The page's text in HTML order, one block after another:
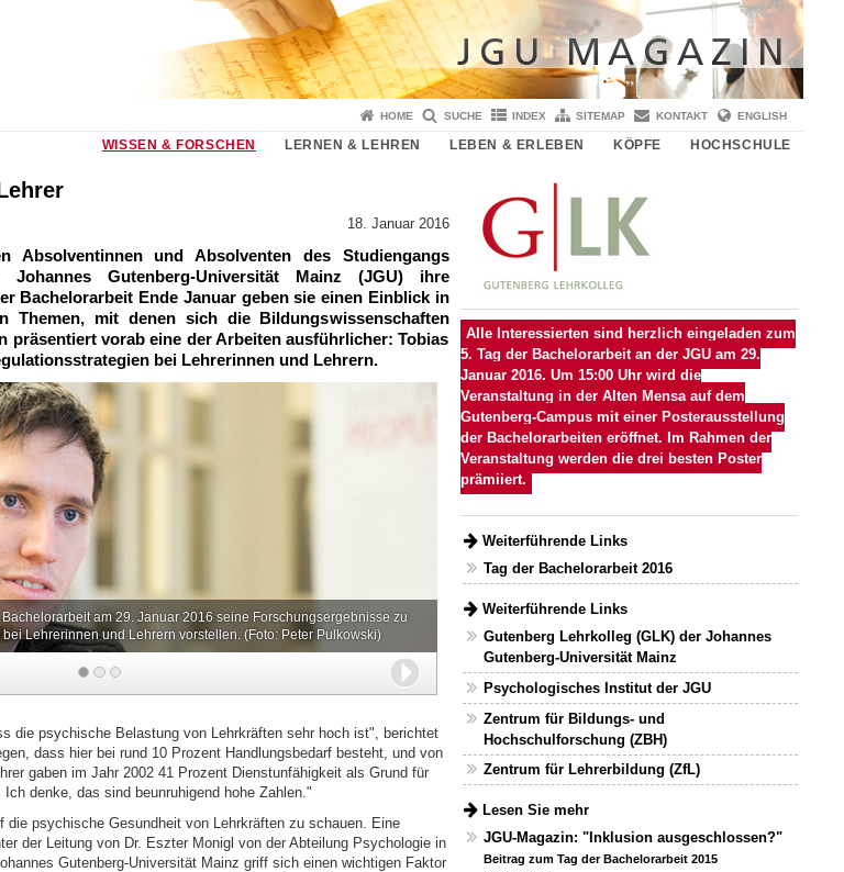
HOME SUCHE INDEX SITEMAP KONTAKT ENGLISH
WISSEN & FORSCHEN LERNEN & LEHREN LEBEN & ERLEBEN KÖPFE HOCHSCHULE
18. Januar 2016
Absolventinnen und Absolventen des Studiengangs
Gutenberg-Universität Mainz (JGU) ihre
Bachelorarbeit Ende Januar geben sie einen Einblick in
Themen, mit denen sich die Bildungswissenschaften
präsentiert vorab eine der Arbeiten ausführlicher: Tobias
bei Lehrerinnen und Lehrern.
am 29. Januar 2016 seine Forschungsergebnisse zu
Lehrerinnen und Lehrern vorstellen. (Foto: Peter Pulkowski)
Weiter
die psychische Belastung von Lehrkräften sehr hoch ist", berichtet
dass hier bei rund 10 Prozent Handlungsbedarf besteht, und von
gaben im Jahr 2002 41 Prozent Dienstunfähigkeit als Grund für
denke, das sind beunruhigend hohe Zahlen."
die psychische Gesundheit von Lehrkräften zu schauen. Eine
der Leitung von Dr. Eszter Monigl von der Abteilung Psychologie in
Gutenberg-Universität Mainz griff sich einen wichtigen Faktor
Alle Interessierten sind herzlich eingeladen zum
5. Tag der Bachelorarbeit an der JGU am 29.
Januar 2016. Um 15:00 Uhr wird die
Veranstaltung in der Alten Mensa auf dem
Gutenberg-Campus mit einer Posterausstellung
der Bachelorarbeiten eröffnet. Im Rahmen der
Veranstaltung werden die drei besten Poster
prämiiert.
Weiterführende Links
Tag der Bachelorarbeit 2016
Weiterführende Links
Gutenberg Lehrkolleg (GLK) der Johannes
Gutenberg-Universität Mainz
Psychologisches Institut der JGU
Zentrum für Bildungs- und
Hochschulforschung (ZBH)
Zentrum für Lehrerbildung (ZfL)
Lesen Sie mehr
JGU-Magazin: "Inklusion ausgeschlossen?"
Beitrag zum Tag der Bachelorarbeit 2015